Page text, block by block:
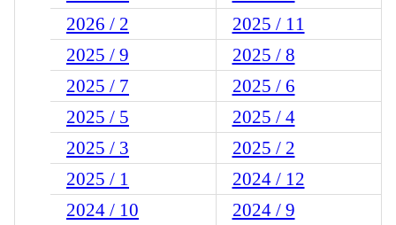
2026 / 2
2025 / 11
2025 / 9
2025 / 8
2025 / 7
2025 / 6
2025 / 5
2025 / 4
2025 / 3
2025 / 2
2025 / 1
2024 / 12
2024 / 10
2024 / 9